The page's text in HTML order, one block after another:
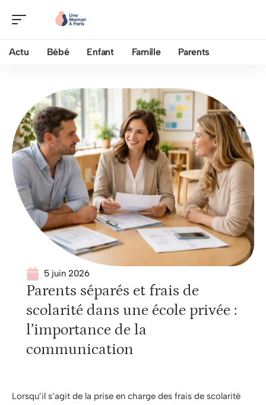
Actu Bébé Enfant Famille Parents
5 juin 2026
Parents séparés et frais de
scolarité dans une école privée :
l’importance de la
communication
Lorsqu’il s’agit de la prise en charge des frais de scolarité